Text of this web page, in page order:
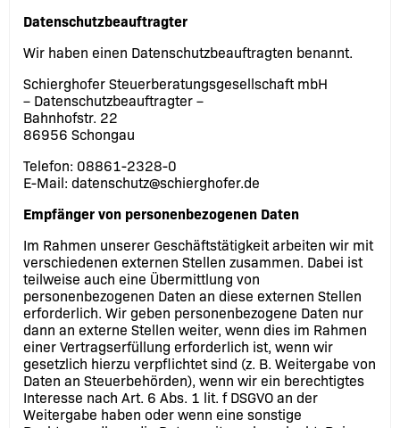
Datenschutz­beauftragter
Wir haben einen Datenschutzbeauftragten benannt.
Schierghofer Steuerberatungsgesellschaft mbH
– Datenschutzbeauftragter –
Bahnhofstr. 22
86956 Schongau
Telefon: 08861-2328-0
E-Mail: datenschutz@schierghofer.de
Empfänger von personenbezogenen Daten
Im Rahmen unserer Geschäftstätigkeit arbeiten wir mit
verschiedenen externen Stellen zusammen. Dabei ist
teilweise auch eine Übermittlung von
personenbezogenen Daten an diese externen Stellen
erforderlich. Wir geben personenbezogene Daten nur
dann an externe Stellen weiter, wenn dies im Rahmen
einer Vertragserfüllung erforderlich ist, wenn wir
gesetzlich hierzu verpflichtet sind (z. B. Weitergabe von
Daten an Steuerbehörden), wenn wir ein berechtigtes
Interesse nach Art. 6 Abs. 1 lit. f DSGVO an der
Weitergabe haben oder wenn eine sonstige